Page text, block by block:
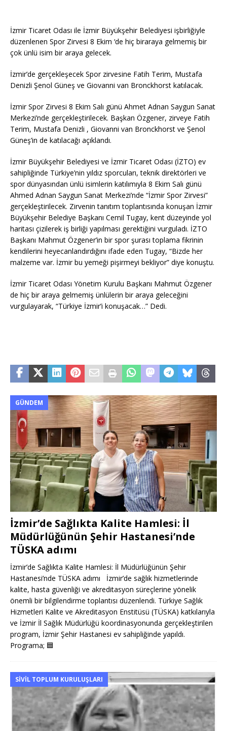
İzmir Ticaret Odası ile İzmir Büyükşehir Belediyesi işbirliğiyle
düzenlenen Spor Zirvesi 8 Ekim ‘de hiç biraraya gelmemiş bir
çok ünlü isim bir araya gelecek.
İzmir’de gerçekleşecek Spor zirvesine Fatih Terim, Mustafa
Denizli Şenol Güneş ve Giovanni van Bronckhorst katılacak.
İzmir Spor Zirvesi 8 Ekim Salı günü Ahmet Adnan Saygun Sanat
Merkezi’nde gerçekleştirilecek. Başkan Özgener, zirveye Fatih
Terim, Mustafa Denizli , Giovanni van Bronckhorst ve Şenol
Güneş’in de katılacağı açıklandı.
İzmir Büyükşehir Belediyesi ve İzmir Ticaret Odası (İZTO) ev
sahipliğinde Türkiye’nin yıldız sporcuları, teknik direktörleri ve
spor dünyasından ünlü isimlerin katılımıyla 8 Ekim Salı günü
Ahmed Adnan Saygun Sanat Merkezi’nde “İzmir Spor Zirvesi”
gerçekleştirilecek. Zirvenin tanıtım toplantısında konuşan İzmir
Büyükşehir Belediye Başkanı Cemil Tugay, kent düzeyinde yol
haritası çizilerek iş birliği yapılması gerektiğini vurguladı. İZTO
Başkanı Mahmut Özgener’in bir spor şurası toplama fikrinin
kendilerini heyecanlandırdığını ifade eden Tugay, “Bizde her
malzeme var. İzmir bu yemeği pişirmeyi bekliyor” diye konuştu.
İzmir Ticaret Odası Yönetim Kurulu Başkanı Mahmut Özgener
de hiç bir araya gelmemiş ünlülerin bir araya geleceğini
vurgulayarak, “Türkiye İzmir’i konuşacak…” Dedi.
GÜNDEM
İzmir’de Sağlıkta Kalite Hamlesi: İl
Müdürlüğünün Şehir Hastanesi’nde
TÜSKA adımı
İzmir’de Sağlıkta Kalite Hamlesi: İl Müdürlüğünün Şehir
Hastanesi’nde TÜSKA adımı İzmir’de sağlık hizmetlerinde
kalite, hasta güvenliği ve akreditasyon süreçlerine yönelik
önemli bir bilgilendirme toplantısı düzenlendi. Türkiye Sağlık
Hizmetleri Kalite ve Akreditasyon Enstitüsü (TÜSKA) katkılarıyla
ve İzmir İl Sağlık Müdürlüğü koordinasyonunda gerçekleştirilen
program, İzmir Şehir Hastanesi ev sahipliğinde yapıldı.
Programa; 🟦
SIVIL TOPLUM KURULUŞLARI